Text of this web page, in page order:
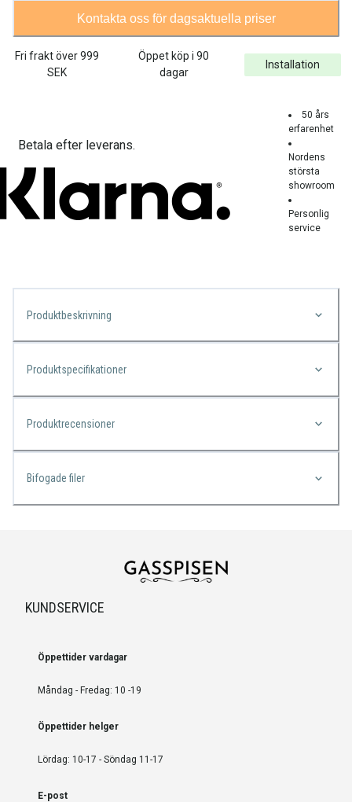
Kontakta oss för dagsaktuella priser
Fri frakt över999
SEK
Öppet köp i 90
dagar
Installation
Betala efter leverans.
50 års
erfarenhet
Nordens
största
showroom
Personlig
service
Produktbeskrivning
Produktspecifikationer
Produktrecensioner
Bifogade filer
KUNDSERVICE
Öppettider vardagar
Måndag - Fredag: 10 -19
Öppettider helger
Lördag: 10-17 - Söndag 11-17
E-post